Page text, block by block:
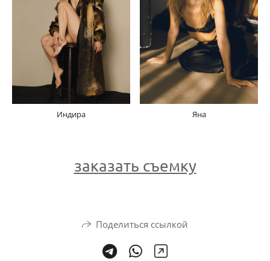
Индира Яна
заказать съемку
Поделиться ссылкой